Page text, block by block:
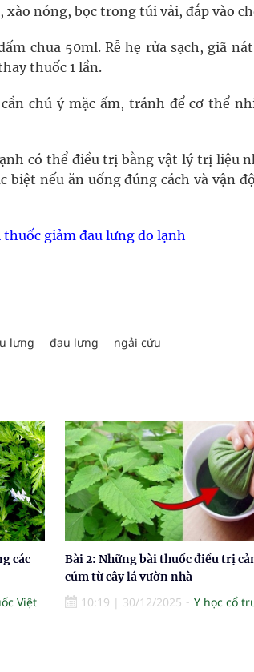
xào nóng, bọc trong túi vải, đắp vào
chua 50ml. Rễ hẹ rửa sạch, giã
thuốc 1 lần.
chú ý mặc ấm, tránh để cơ thể
có thể điều trị bằng vật lý trị liệu
biệt nếu ăn uống đúng cách và vận
thuốc giảm đau lưng do lạnh
lưng đau lưng ngải cứu
các
Việt
Bài 2: Những bài thuốc điều trị
cúm từ cây lá vườn nhà
10:19 | 30/12/2025 Y học cổ